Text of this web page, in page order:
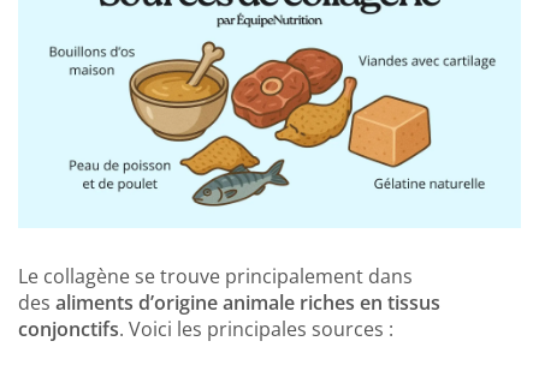
Le collagène se trouve principalement dans
des aliments d’origine animale riches en tissus
conjonctifs. Voici les principales sources :